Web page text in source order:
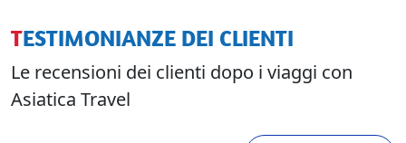
TESTIMONIANZE DEI CLIENTI
Le recensioni dei clienti dopo i viaggi con
Asiatica Travel